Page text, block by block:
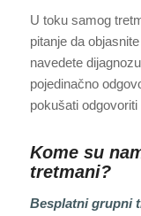
U toku samog
pitanje da
navedete
pojedinačno
pokušati
Kome su
tretmani?
Besplatni grupni